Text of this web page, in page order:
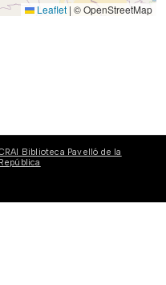
Leaflet | © OpenStreetMap
Biblioteca Pavelló de la
República